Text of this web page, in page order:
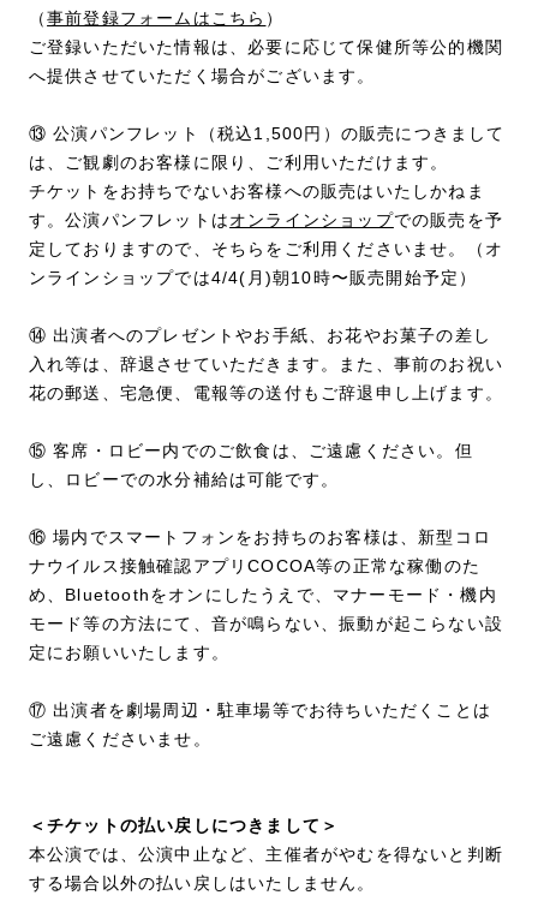
（事前登録フォームはこちら ）
ご登録いただいた情報は、必要に応じて保健所等公的機関
へ提供させていただく場合がございます。
⑬ 公演パンフレット（税込1,500円）の販売につきまして
は、ご観劇のお客様に限り、ご利用いただけます。
チケットをお持ちでないお客様への販売はいたしかねま
す。公演パンフレットはオンラインショップでの販売を予
定しておりますので、そちらをご利用くださいませ。（オ
ンラインショップでは4/4(月)朝10時〜販売開始予定）
⑭ 出演者へのプレゼントやお手紙、お花やお菓子の差し
入れ等は、辞退させていただきます。また、事前のお祝い
花の郵送、宅急便、電報等の送付もご辞退申し上げます。
⑮ 客席・ロビー内でのご飲食は、ご遠慮ください。但
し、ロビーでの水分補給は可能です。
⑯ 場内でスマートフォンをお持ちのお客様は、新型コロ
ナウイルス接触確認アプリCOCOA等の正常な稼働のた
め、Bluetoothをオンにしたうえで、マナーモード・機内
モード等の方法にて、音が鳴らない、振動が起こらない設
定にお願いいたします。
⑰ 出演者を劇場周辺・駐車場等でお待ちいただくことは
ご遠慮くださいませ。
＜チケットの払い戻しにつきまして＞
本公演では、公演中止など、主催者がやむを得ないと判断
する場合以外の払い戻しはいたしません。